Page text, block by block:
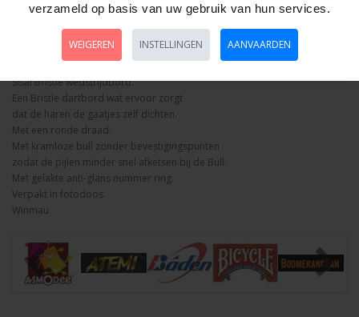
Omschrijving Foto hoge resolutie Details
Sisal Bristle wedstrijdbord.
Een Bristle dartbord wat ervoor zorgt
dat de haren de gaatjes zelf dichten.
Met een ronde draad.
Met kramloze bull zonder bevestigingspunten
zodat de pijlen minder snel afketsen bij de Bull.
Met gelakte anti-glans nummer ring.
Verpakt in fotodoos.
Winmau
verzameld op basis van uw gebruik van hun services.
WEIGEREN INSTELLINGEN AANVAARDEN